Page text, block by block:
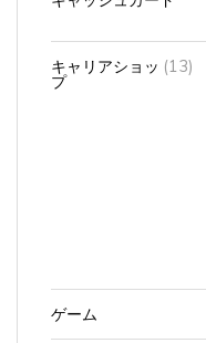
キャリアショッ
プ
(13)
ゲーム